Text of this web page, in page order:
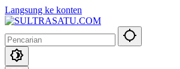
Langsung ke konten